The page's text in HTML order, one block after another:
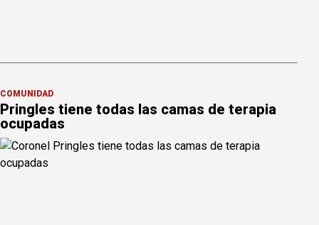
COMUNIDAD
Pringles tiene todas las camas de terapia
ocupadas